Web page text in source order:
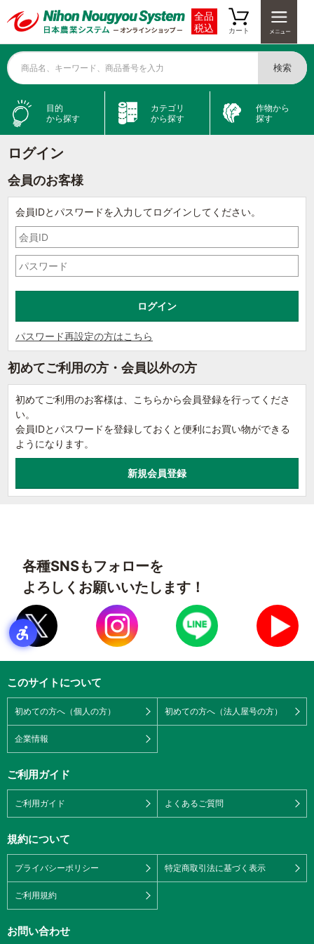
全品
税込
カート
商品名、キーワード、商品番号を入力 検索
目的
から探す
カテゴリ
から探す
作物から
探す
ログイン
会員のお客様
会員IDとパスワードを入力してログインしてください。
パスワード再設定の方はこちら
初めてご利用の方・会員以外の方
初めてご利用のお客様は、こちらから会員登録を行ってくださ
い。
会員IDとパスワードを登録しておくと便利にお買い物ができる
ようになります。
各種SNSもフォローを
よろしくお願いいたします！
このサイトについて
初めての方へ（個人の方） 初めての方へ（法人屋号の方）
企業情報
ご利用ガイド
ご利用ガイド よくあるご質問
規約について
プライバシーポリシー 特定商取引法に基づく表示
ご利用規約
お問い合わせ